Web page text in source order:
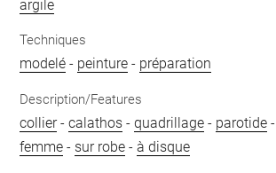
argile
Techniques
modelé - peinture - préparation
Description/Features
collier-calathos -quadrillage - parotide -
femme - sur robe -à disque